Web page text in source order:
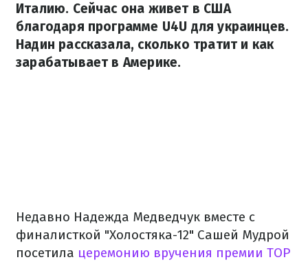
Италию. Сейчас она живет в США
благодаря программе U4U для украинцев.
Надин рассказала, сколько тратит и как
зарабатывает в Америке.
Недавно Надежда Медведчук вместе с
финалисткой "Холостяка-12" Сашей Мудрой
посетила церемонию вручения премии TOP